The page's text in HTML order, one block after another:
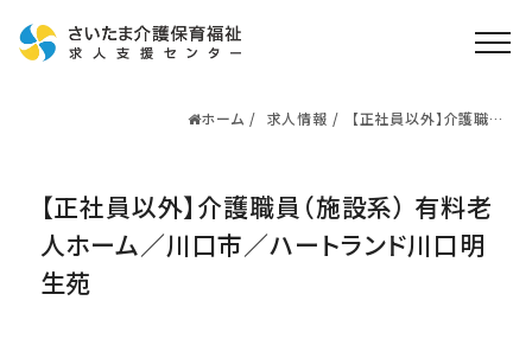
就職・転職支援
無料
資格取得なら
さいたま介護アカデミー
ホーム 求人情報
【正社員以外】介護職員
【正社員以外】介護職員（施設系） 有料老
人ホーム／川口市／ハートランド川口明
生苑